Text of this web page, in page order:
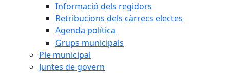
Informació dels regidors
Retribucions dels càrrecs electes
Agenda política
Grups municipals
Ple municipal
Juntes de govern